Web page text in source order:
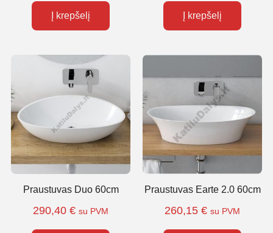
Į krepšelį Į krepšelį
Praustuvas Duo 60cm
290,40 € su PVM
Praustuvas Earte 2.0 60cm
260,15 € su PVM